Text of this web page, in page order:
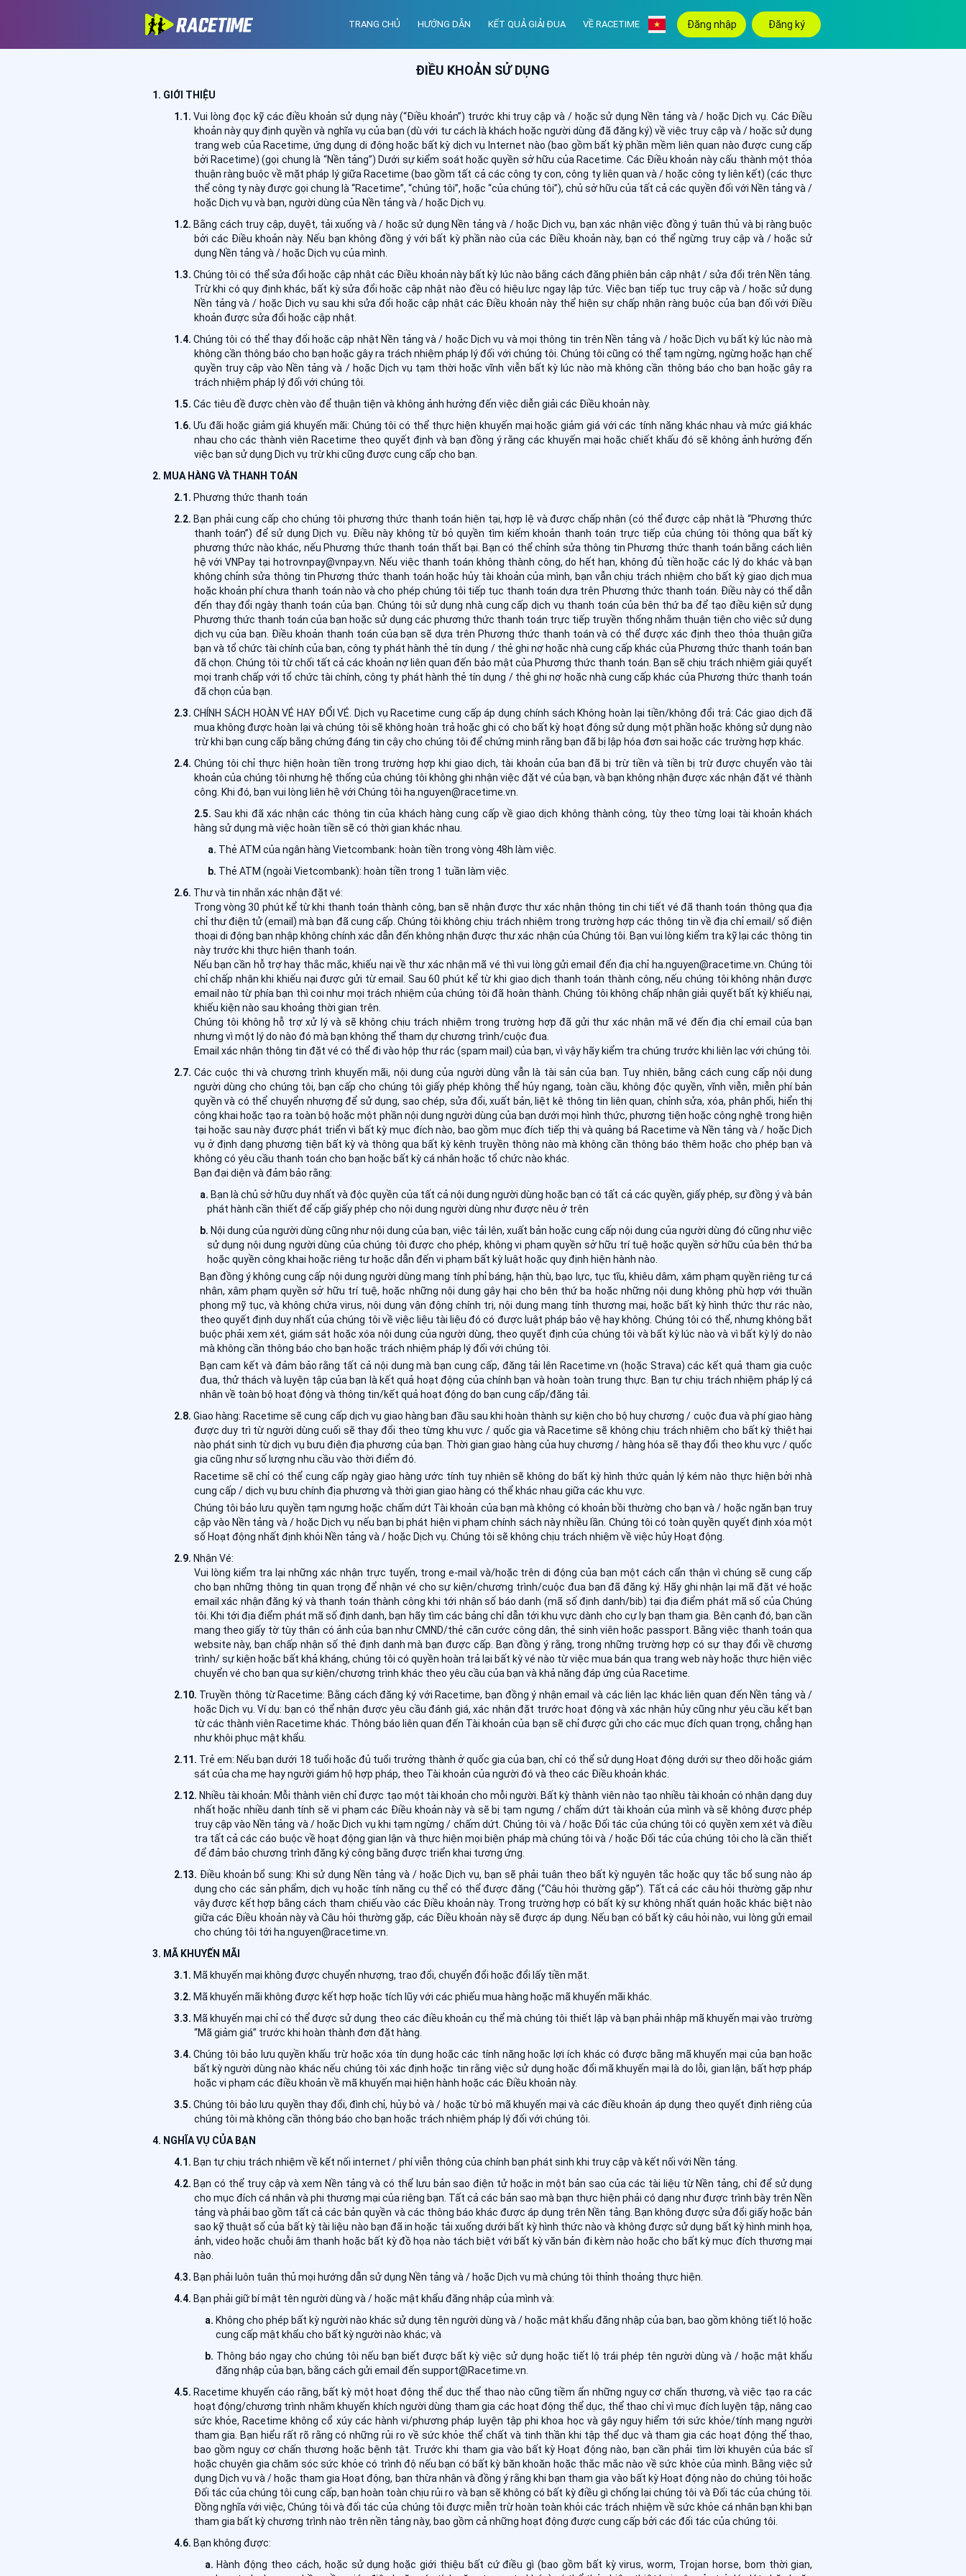
TRANG CHỦ HƯỚNG DẪN KẾT QUẢ GIẢI ĐUA VỀ RACETIME Đăng nhập Đăng ký
ĐIỀU KHOẢN SỬ DỤNG
GIỚI THIỆU
Vui lòng đọc kỹ các điều khoản sử dụng này (“Điều khoản”) trước khi truy cập và / hoặc sử dụng Nền tảng và / hoặc Dịch vụ. Các Điều
khoản này quy định quyền và nghĩa vụ của bạn (dù với tư cách là khách hoặc người dùng đã đăng ký) về việc truy cập và / hoặc sử dụng
trang web của Racetime, ứng dụng di động hoặc bất kỳ dịch vụ Internet nào (bao gồm bất kỳ phần mềm liên quan nào được cung cấp
bởi Racetime) (gọi chung là “Nền tảng”) Dưới sự kiểm soát hoặc quyền sở hữu của Racetime. Các Điều khoản này cấu thành một thỏa
thuận ràng buộc về mặt pháp lý giữa Racetime (bao gồm tất cả các công ty con, công ty liên quan và / hoặc công ty liên kết) (các thực
thể công ty này được gọi chung là “Racetime”, “chúng tôi”, hoặc “của chúng tôi”), chủ sở hữu của tất cả các quyền đối với Nền tảng và /
hoặc Dịch vụ và bạn, người dùng của Nền tảng và / hoặc Dịch vụ.
Bằng cách truy cập, duyệt, tải xuống và / hoặc sử dụng Nền tảng và / hoặc Dịch vụ, bạn xác nhận việc đồng ý tuân thủ và bị ràng buộc
bởi các Điều khoản này. Nếu bạn không đồng ý với bất kỳ phần nào của các Điều khoản này, bạn có thể ngừng truy cập và / hoặc sử
dụng Nền tảng và / hoặc Dịch vụ của mình.
Chúng tôi có thể sửa đổi hoặc cập nhật các Điều khoản này bất kỳ lúc nào bằng cách đăng phiên bản cập nhật / sửa đổi trên Nền tảng.
Trừ khi có quy định khác, bất kỳ sửa đổi hoặc cập nhật nào đều có hiệu lực ngay lập tức. Việc bạn tiếp tục truy cập và / hoặc sử dụng
Nền tảng và / hoặc Dịch vụ sau khi sửa đổi hoặc cập nhật các Điều khoản này thể hiện sự chấp nhận ràng buộc của bạn đối với Điều
khoản được sửa đổi hoặc cập nhật.
Chúng tôi có thể thay đổi hoặc cập nhật Nền tảng và / hoặc Dịch vụ và mọi thông tin trên Nền tảng và / hoặc Dịch vụ bất kỳ lúc nào mà
không cần thông báo cho bạn hoặc gây ra trách nhiệm pháp lý đối với chúng tôi. Chúng tôi cũng có thể tạm ngừng, ngừng hoặc hạn chế
quyền truy cập vào Nền tảng và / hoặc Dịch vụ tạm thời hoặc vĩnh viễn bất kỳ lúc nào mà không cần thông báo cho bạn hoặc gây ra
trách nhiệm pháp lý đối với chúng tôi.
Các tiêu đề được chèn vào để thuận tiện và không ảnh hưởng đến việc diễn giải các Điều khoản này.
Ưu đãi hoặc giảm giá khuyến mãi: Chúng tôi có thể thực hiện khuyến mại hoặc giảm giá với các tính năng khác nhau và mức giá khác
nhau cho các thành viên Racetime theo quyết định và bạn đồng ý rằng các khuyến mại hoặc chiết khấu đó sẽ không ảnh hưởng đến
việc bạn sử dụng Dịch vụ trừ khi cũng được cung cấp cho bạn.
MUA HÀNG VÀ THANH TOÁN
Phương thức thanh toán
Bạn phải cung cấp cho chúng tôi phương thức thanh toán hiện tại, hợp lệ và được chấp nhận (có thể được cập nhật là “Phương thức
thanh toán”) để sử dụng Dịch vụ. Điều này không từ bỏ quyền tìm kiếm khoản thanh toán trực tiếp của chúng tôi thông qua bất kỳ
phương thức nào khác, nếu Phương thức thanh toán thất bại. Bạn có thể chỉnh sửa thông tin Phương thức thanh toán bằng cách liên
hệ với VNPay tại hotrovnpay@vnpay.vn. Nếu việc thanh toán không thành công, do hết hạn, không đủ tiền hoặc các lý do khác và bạn
không chỉnh sửa thông tin Phương thức thanh toán hoặc hủy tài khoản của mình, bạn vẫn chịu trách nhiệm cho bất kỳ giao dịch mua
hoặc khoản phí chưa thanh toán nào và cho phép chúng tôi tiếp tục thanh toán dựa trên Phương thức thanh toán. Điều này có thể dẫn
đến thay đổi ngày thanh toán của bạn. Chúng tôi sử dụng nhà cung cấp dịch vụ thanh toán của bên thứ ba để tạo điều kiện sử dụng
Phương thức thanh toán của bạn hoặc sử dụng các phương thức thanh toán trực tiếp truyền thống nhằm thuận tiện cho việc sử dụng
dịch vụ của bạn. Điều khoản thanh toán của bạn sẽ dựa trên Phương thức thanh toán và có thể được xác định theo thỏa thuận giữa
bạn và tổ chức tài chính của bạn, công ty phát hành thẻ tín dụng / thẻ ghi nợ hoặc nhà cung cấp khác của Phương thức thanh toán bạn
đã chọn. Chúng tôi từ chối tất cả các khoản nợ liên quan đến bảo mật của Phương thức thanh toán. Bạn sẽ chịu trách nhiệm giải quyết
mọi tranh chấp với tổ chức tài chính, công ty phát hành thẻ tín dụng / thẻ ghi nợ hoặc nhà cung cấp khác của Phương thức thanh toán
đã chọn của bạn.
CHÍNH SÁCH HOÀN VÉ HAY ĐỔI VÉ. Dịch vụ Racetime cung cấp áp dụng chính sách Không hoàn lại tiền/không đổi trả: Các giao dịch đã
mua không được hoàn lại và chúng tôi sẽ không hoàn trả hoặc ghi có cho bất kỳ hoạt động sử dụng một phần hoặc không sử dụng nào
trừ khi bạn cung cấp bằng chứng đáng tin cậy cho chúng tôi để chứng minh rằng bạn đã bị lập hóa đơn sai hoặc các trường hợp khác.
Chúng tôi chỉ thực hiện hoàn tiền trong trường hợp khi giao dịch, tài khoản của bạn đã bị trừ tiền và tiền bị trừ được chuyển vào tài
khoản của chúng tôi nhưng hệ thống của chúng tôi không ghi nhận việc đặt vé của bạn, và bạn không nhận được xác nhận đặt vé thành
công. Khi đó, bạn vui lòng liên hệ với Chúng tôi ha.nguyen@racetime.vn.
Sau khi đã xác nhận các thông tin của khách hàng cung cấp về giao dịch không thành công, tùy theo từng loại tài khoản khách
hàng sử dụng mà việc hoàn tiền sẽ có thời gian khác nhau.
Thẻ ATM của ngân hàng Vietcombank: hoàn tiền trong vòng 48h làm việc.
Thẻ ATM (ngoài Vietcombank): hoàn tiền trong 1 tuần làm việc.
Thư và tin nhắn xác nhận đặt vé:
Trong vòng 30 phút kể từ khi thanh toán thành công, bạn sẽ nhận được thư xác nhận thông tin chi tiết vé đã thanh toán thông qua địa
chỉ thư điện tử (email) mà bạn đã cung cấp. Chúng tôi không chịu trách nhiệm trong trường hợp các thông tin về địa chỉ email/ số điện
thoại di động bạn nhập không chính xác dẫn đến không nhận được thư xác nhận của Chúng tôi. Bạn vui lòng kiểm tra kỹ lại các thông tin
này trước khi thực hiện thanh toán.
Nếu bạn cần hỗ trợ hay thắc mắc, khiếu nại về thư xác nhận mã vé thì vui lòng gửi email đến địa chỉ ha.nguyen@racetime.vn. Chúng tôi
chỉ chấp nhận khi khiếu nại được gửi từ email. Sau 60 phút kể từ khi giao dịch thanh toán thành công, nếu chúng tôi không nhận được
email nào từ phía bạn thì coi như mọi trách nhiệm của chúng tôi đã hoàn thành. Chúng tôi không chấp nhận giải quyết bất kỳ khiếu nại,
khiếu kiện nào sau khoảng thời gian trên.
Chúng tôi không hỗ trợ xử lý và sẽ không chịu trách nhiệm trong trường hợp đã gửi thư xác nhận mã vé đến địa chỉ email của bạn
nhưng vì một lý do nào đó mà bạn không thể tham dự chương trình/cuộc đua.
Email xác nhận thông tin đặt vé có thể đi vào hộp thư rác (spam mail) của bạn, vì vậy hãy kiểm tra chúng trước khi liên lạc với chúng tôi.
Các cuộc thi và chương trình khuyến mãi, nội dung của người dùng vẫn là tài sản của bạn. Tuy nhiên, bằng cách cung cấp nội dung
người dùng cho chúng tôi, bạn cấp cho chúng tôi giấy phép không thể hủy ngang, toàn cầu, không độc quyền, vĩnh viễn, miễn phí bản
quyền và có thể chuyển nhượng để sử dụng, sao chép, sửa đổi, xuất bản, liệt kê thông tin liên quan, chỉnh sửa, xóa, phân phối, hiển thị
công khai hoặc tạo ra toàn bộ hoặc một phần nội dung người dùng của bạn dưới mọi hình thức, phương tiện hoặc công nghệ trong hiện
tại hoặc sau này được phát triển vì bất kỳ mục đích nào, bao gồm mục đích tiếp thị và quảng bá Racetime và Nền tảng và / hoặc Dịch
vụ ở định dạng phương tiện bất kỳ và thông qua bất kỳ kênh truyền thông nào mà không cần thông báo thêm hoặc cho phép bạn và
không có yêu cầu thanh toán cho bạn hoặc bất kỳ cá nhân hoặc tổ chức nào khác.
Bạn đại diện và đảm bảo rằng:
Bạn là chủ sở hữu duy nhất và độc quyền của tất cả nội dung người dùng hoặc bạn có tất cả các quyền, giấy phép, sự đồng ý và bản
phát hành cần thiết để cấp giấy phép cho nội dung người dùng như được nêu ở trên
Nội dung của người dùng cũng như nội dung của bạn, việc tải lên, xuất bản hoặc cung cấp nội dung của người dùng đó cũng như việc
sử dụng nội dung người dùng của chúng tôi được cho phép, không vi phạm quyền sở hữu trí tuệ hoặc quyền sở hữu của bên thứ ba
hoặc quyền công khai hoặc riêng tư hoặc dẫn đến vi phạm bất kỳ luật hoặc quy định hiện hành nào.
Bạn đồng ý không cung cấp nội dung người dùng mang tính phỉ báng, hận thù, bạo lực, tục tĩu, khiêu dâm, xâm phạm quyền riêng tư cá
nhân, xâm phạm quyền sở hữu trí tuệ, hoặc những nội dung gây hại cho bên thứ ba hoặc những nội dung không phù hợp với thuần
phong mỹ tục, và không chứa virus, nội dung vận động chính trị, nội dung mang tính thương mại, hoặc bất kỳ hình thức thư rác nào,
theo quyết định duy nhất của chúng tôi về việc liệu tài liệu đó có được luật pháp bảo vệ hay không. Chúng tôi có thể, nhưng không bắt
buộc phải xem xét, giám sát hoặc xóa nội dung của người dùng, theo quyết định của chúng tôi và bất kỳ lúc nào và vì bất kỳ lý do nào
mà không cần thông báo cho bạn hoặc trách nhiệm pháp lý đối với chúng tôi.
Bạn cam kết và đảm bảo rằng tất cả nội dung mà bạn cung cấp, đăng tải lên Racetime.vn (hoặc Strava) các kết quả tham gia cuộc
đua, thử thách và luyện tập của bạn là kết quả hoạt động của chính bạn và hoàn toàn trung thực. Bạn tự chịu trách nhiệm pháp lý cá
nhân về toàn bộ hoạt động và thông tin/kết quả hoạt động do bạn cung cấp/đăng tải.
Giao hàng: Racetime sẽ cung cấp dịch vụ giao hàng ban đầu sau khi hoàn thành sự kiện cho bộ huy chương / cuộc đua và phí giao hàng
được duy trì từ người dùng cuối sẽ thay đổi theo từng khu vực / quốc gia và Racetime sẽ không chịu trách nhiệm cho bất kỳ thiệt hại
nào phát sinh từ dịch vụ bưu điện địa phương của bạn. Thời gian giao hàng của huy chương / hàng hóa sẽ thay đổi theo khu vực / quốc
gia cũng như số lượng nhu cầu vào thời điểm đó.
Racetime sẽ chỉ có thể cung cấp ngày giao hàng ước tính tuy nhiên sẽ không do bất kỳ hình thức quản lý kém nào thực hiện bởi nhà
cung cấp / dịch vụ bưu chính địa phương và thời gian giao hàng có thể khác nhau giữa các khu vực.
Chúng tôi bảo lưu quyền tạm ngưng hoặc chấm dứt Tài khoản của bạn mà không có khoản bồi thường cho bạn và / hoặc ngăn bạn truy
cập vào Nền tảng và / hoặc Dịch vụ nếu bạn bị phát hiện vi phạm chính sách này nhiều lần. Chúng tôi có toàn quyền quyết định xóa một
số Hoạt động nhất định khỏi Nền tảng và / hoặc Dịch vụ. Chúng tôi sẽ không chịu trách nhiệm về việc hủy Hoạt động.
Nhận Vé:
Vui lòng kiểm tra lại những xác nhận trực tuyến, trong e-mail và/hoặc trên di động của bạn một cách cẩn thận vì chúng sẽ cung cấp
cho bạn những thông tin quan trọng để nhận vé cho sự kiện/chương trình/cuộc đua bạn đã đăng ký. Hãy ghi nhận lại mã đặt vé hoặc
email xác nhận đăng ký và thanh toán thành công khi tới nhận số báo danh (mã số định danh/bib) tại địa điểm phát mã số của Chúng
tôi. Khi tới địa điểm phát mã số định danh, bạn hãy tìm các bảng chỉ dẫn tới khu vực dành cho cự ly bạn tham gia. Bên cạnh đó, bạn cần
mang theo giấy tờ tùy thân có ảnh của bạn như CMND/thẻ căn cước công dân, thẻ sinh viên hoặc passport. Bằng việc thanh toán qua
website này, bạn chấp nhận số thẻ định danh mà bạn được cấp. Bạn đồng ý rằng, trong những trường hợp có sự thay đổi về chương
trình/ sự kiện hoặc bất khả kháng, chúng tôi có quyền hoàn trả lại bất kỳ vé nào từ việc mua bán qua trang web này hoặc thực hiện việc
chuyển vé cho bạn qua sự kiện/chương trình khác theo yêu cầu của bạn và khả năng đáp ứng của Racetime.
Truyền thông từ Racetime: Bằng cách đăng ký với Racetime, bạn đồng ý nhận email và các liên lạc khác liên quan đến Nền tảng và /
hoặc Dịch vụ. Ví dụ: bạn có thể nhận được yêu cầu đánh giá, xác nhận đặt trước hoạt động và xác nhận hủy cũng như yêu cầu kết bạn
từ các thành viên Racetime khác. Thông báo liên quan đến Tài khoản của bạn sẽ chỉ được gửi cho các mục đích quan trọng, chẳng hạn
như khôi phục mật khẩu.
Trẻ em: Nếu bạn dưới 18 tuổi hoặc đủ tuổi trưởng thành ở quốc gia của bạn, chỉ có thể sử dụng Hoạt động dưới sự theo dõi hoặc giám
sát của cha mẹ hay người giám hộ hợp pháp, theo Tài khoản của người đó và theo các Điều khoản khác.
Nhiều tài khoản: Mỗi thành viên chỉ được tạo một tài khoản cho mỗi người. Bất kỳ thành viên nào tạo nhiều tài khoản có nhận dạng duy
nhất hoặc nhiều danh tính sẽ vi phạm các Điều khoản này và sẽ bị tạm ngưng / chấm dứt tài khoản của mình và sẽ không được phép
truy cập vào Nền tảng và / hoặc Dịch vụ khi tạm ngừng / chấm dứt. Chúng tôi và / hoặc Đối tác của chúng tôi có quyền xem xét và điều
tra tất cả các cáo buộc về hoạt động gian lận và thực hiện mọi biện pháp mà chúng tôi và / hoặc Đối tác của chúng tôi cho là cần thiết
để đảm bảo chương trình đăng ký công bằng được triển khai tương ứng.
Điều khoản bổ sung: Khi sử dụng Nền tảng và / hoặc Dịch vụ, bạn sẽ phải tuân theo bất kỳ nguyên tắc hoặc quy tắc bổ sung nào áp
dụng cho các sản phẩm, dịch vụ hoặc tính năng cụ thể có thể được đăng (“Câu hỏi thường gặp”). Tất cả các câu hỏi thường gặp như
vậy được kết hợp bằng cách tham chiếu vào các Điều khoản này. Trong trường hợp có bất kỳ sự không nhất quán hoặc khác biệt nào
giữa các Điều khoản này và Câu hỏi thường gặp, các Điều khoản này sẽ được áp dụng. Nếu bạn có bất kỳ câu hỏi nào, vui lòng gửi email
cho chúng tôi tới ha.nguyen@racetime.vn.
MÃ KHUYẾN MÃI
Mã khuyến mại không được chuyển nhượng, trao đổi, chuyển đổi hoặc đổi lấy tiền mặt.
Mã khuyến mãi không được kết hợp hoặc tích lũy với các phiếu mua hàng hoặc mã khuyến mãi khác.
Mã khuyến mại chỉ có thể được sử dụng theo các điều khoản cụ thể mà chúng tôi thiết lập và bạn phải nhập mã khuyến mại vào trường
“Mã giảm giá” trước khi hoàn thành đơn đặt hàng.
Chúng tôi bảo lưu quyền khấu trừ hoặc xóa tín dụng hoặc các tính năng hoặc lợi ích khác có được bằng mã khuyến mại của bạn hoặc
bất kỳ người dùng nào khác nếu chúng tôi xác định hoặc tin rằng việc sử dụng hoặc đổi mã khuyến mại là do lỗi, gian lận, bất hợp pháp
hoặc vi phạm các điều khoản về mã khuyến mại hiện hành hoặc các Điều khoản này.
Chúng tôi bảo lưu quyền thay đổi, đình chỉ, hủy bỏ và / hoặc từ bỏ mã khuyến mại và các điều khoản áp dụng theo quyết định riêng của
chúng tôi mà không cần thông báo cho bạn hoặc trách nhiệm pháp lý đối với chúng tôi.
NGHĨA VỤ CỦA BẠN
Bạn tự chịu trách nhiệm về kết nối internet / phí viễn thông của chính bạn phát sinh khi truy cập và kết nối với Nền tảng.
Bạn có thể truy cập và xem Nền tảng và có thể lưu bản sao điện tử hoặc in một bản sao của các tài liệu từ Nền tảng, chỉ để sử dụng
cho mục đích cá nhân và phi thương mại của riêng bạn. Tất cả các bản sao mà bạn thực hiện phải có dạng như được trình bày trên Nền
tảng và phải bao gồm tất cả các bản quyền và các thông báo khác được áp dụng trên Nền tảng. Bạn không được sửa đổi giấy hoặc bản
sao kỹ thuật số của bất kỳ tài liệu nào bạn đã in hoặc tải xuống dưới bất kỳ hình thức nào và không được sử dụng bất kỳ hình minh họa,
ảnh, video hoặc chuỗi âm thanh hoặc bất kỳ đồ họa nào tách biệt với bất kỳ văn bản đi kèm nào hoặc cho bất kỳ mục đích thương mại
nào.
Bạn phải luôn tuân thủ mọi hướng dẫn sử dụng Nền tảng và / hoặc Dịch vụ mà chúng tôi thỉnh thoảng thực hiện.
Bạn phải giữ bí mật tên người dùng và / hoặc mật khẩu đăng nhập của mình và:
Không cho phép bất kỳ người nào khác sử dụng tên người dùng và / hoặc mật khẩu đăng nhập của bạn, bao gồm không tiết lộ hoặc
cung cấp mật khẩu cho bất kỳ người nào khác; và
Thông báo ngay cho chúng tôi nếu bạn biết được bất kỳ việc sử dụng hoặc tiết lộ trái phép tên người dùng và / hoặc mật khẩu
đăng nhập của bạn, bằng cách gửi email đến support@Racetime.vn.
Racetime khuyến cáo rằng, bất kỳ một hoạt động thể dục thể thao nào cũng tiềm ẩn những nguy cơ chấn thương, và việc tạo ra các
hoạt động/chương trình nhằm khuyến khích người dùng tham gia các hoạt động thể dục, thể thao chỉ vì mục đích luyện tập, nâng cao
sức khỏe, Racetime không cổ xúy các hành vi/phương pháp luyện tập phi khoa học và gây nguy hiểm tới sức khỏe/tính mạng người
tham gia. Bạn hiểu rất rõ rằng có những rủi ro về sức khỏe thể chất và tinh thần khi tập thể dục và tham gia các hoạt động thể thao,
bao gồm nguy cơ chấn thương hoặc bệnh tật. Trước khi tham gia vào bất kỳ Hoạt động nào, bạn cần phải tìm lời khuyên của bác sĩ
hoặc chuyên gia chăm sóc sức khỏe có trình độ nếu bạn có bất kỳ băn khoăn hoặc thắc mắc nào về sức khỏe của mình. Bằng việc sử
dụng Dịch vụ và / hoặc tham gia Hoạt động, bạn thừa nhận và đồng ý rằng khi bạn tham gia vào bất kỳ Hoạt động nào do chúng tôi hoặc
Đối tác của chúng tôi cung cấp, bạn hoàn toàn chịu rủi ro và bạn sẽ không có bất kỳ điều gì chống lại chúng tôi và Đối tác của chúng tôi.
Đồng nghĩa với việc, Chúng tôi và đối tác của chúng tôi được miễn trừ hoàn toàn khỏi các trách nhiệm về sức khỏe cá nhân bạn khi bạn
tham gia bất kỳ chương trình nào trên nền tảng này, bao gồm cả những hoạt động được cung cấp bởi các đối tác của chúng tôi.
Bạn không được:
Hành động theo cách, hoặc sử dụng hoặc giới thiệu bất cứ điều gì (bao gồm bất kỳ virus, worm, Trojan horse, bom thời gian,